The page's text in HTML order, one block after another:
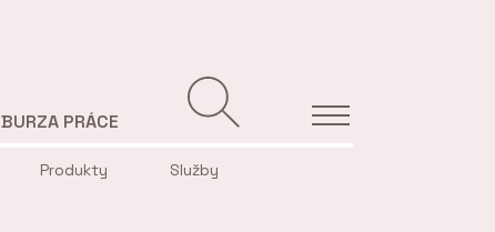
Produkty Služby
BURZA PRÁCE